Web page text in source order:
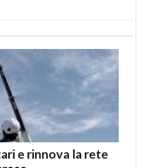
e rinnova la rete